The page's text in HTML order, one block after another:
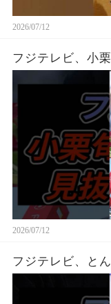
2026/07/12
フジテレビ、小
2026/07/12
フジテレビ、と